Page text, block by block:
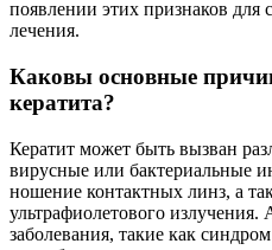
появлении этих признаков для
лечения.
Каковы основные
кератита?
Кератит может быть вызван
вирусные или бактериальные
ношение контактных линз, а
ультрафиолетового излучения.
заболевания, такие как